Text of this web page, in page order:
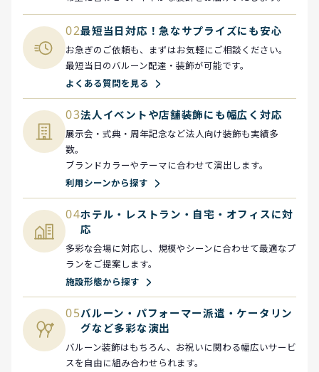
02最短当日対応！急なサプライズにも安心
お急ぎのご依頼も、まずはお気軽にご相談ください。
最短当日のバルーン配達・装飾が可能です。
よくある質問を見る
03法人イベントや店舗装飾にも幅広く対応
展示会・式典・周年記念など法人向け装飾も実績多
数。
ブランドカラーやテーマに合わせて演出します。
利用シーンから探す
04ホテル・レストラン・自宅・オフィスに対
応
多彩な会場に対応し、規模やシーンに合わせて最適なプ
ランをご提案します。
施設形態から探す
05バルーン・パフォーマー派遣・ケータリン
グなど多彩な演出
バルーン装飾はもちろん、お祝いに関わる幅広いサービ
スを自由に組み合わせられます。